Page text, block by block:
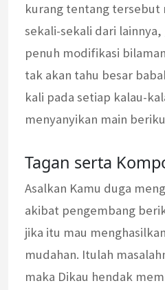
kurang tentang tersebut
sekali-sekali dari
penuh modifikasi
tak akan tahu besar
kali pada setiap kalau-
menyanyikan main
Tagan serta
Asalkan Kamu duga
akibat pengembang
jika itu mau
mudahan. Itulah
maka Dikau hendak